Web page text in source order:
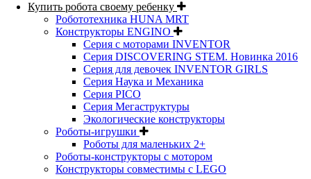
Купить робота своему ребенку
Робототехника HUNA MRT
Конструкторы ENGINO
Серия с моторами INVENTOR
Серия DISCOVERING STEM. Новинка 2016
Серия для девочек INVENTOR GIRLS
Серия Наука и Механика
Серия PICO
Серия Мегаструктуры
Экологические конструкторы
Роботы-игрушки
Роботы для маленьких 2+
Роботы-конструкторы с мотором
Конструкторы совместимы с LEGO